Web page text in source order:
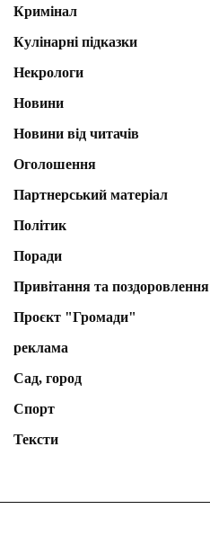
Кримінал
Кулінарні підказки
Некрологи
Новини
Новини від читачів
Оголошення
Партнерський матеріал
Політик
Поради
Привітання та поздоровлення
Проєкт "Громади"
реклама
Сад, город
Спорт
Тексти